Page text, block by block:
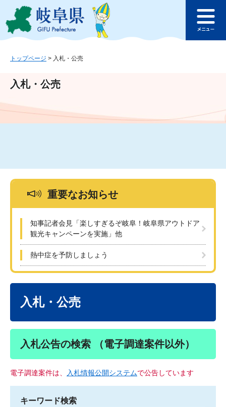
ジ
ュ
文
このページの本文へ
ュ
トップページ > 入札・公売
入札・公売
重要なお知らせ
知事記者会見「楽しすぎるぞ岐阜！岐阜県アウトドア
観光キャンペーンを実施」他
熱中症を予防しましょう
入札・公売
入札公告の検索 （電子調達案件以外）
電子調達案件は、 入札情報公開システムで公告しています
キーワード検索